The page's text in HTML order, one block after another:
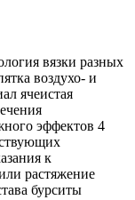
вязки разных
воздухо- и
ячеистая
эффектов 4
к
растяжение
бурситы